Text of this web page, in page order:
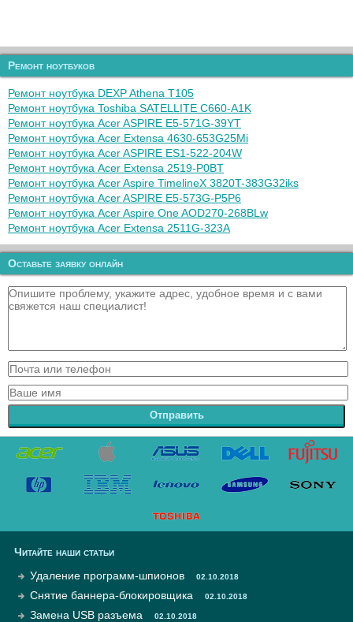
Ремонт ноутбуков
Ремонт ноутбука DEXP Athena T105
Ремонт ноутбука Toshiba SATELLITE C660-A1K
Ремонт ноутбука Acer ASPIRE E5-571G-39YT
Ремонт ноутбука Acer Extensa 4630-653G25Mi
Ремонт ноутбука Acer ASPIRE ES1-522-204W
Ремонт ноутбука Acer Extensa 2519-P0BT
Ремонт ноутбука Acer Aspire TimelineX 3820T-383G32iks
Ремонт ноутбука Acer ASPIRE E5-573G-P5P6
Ремонт ноутбука Acer Aspire One AOD270-268BLw
Ремонт ноутбука Acer Extensa 2511G-323A
Оставьте заявку онлайн
Отправить
Читайте наши статьи
Удаление программ-шпионов
02.10.2018
Снятие баннера-блокировщика 02.10.2018
Замена USB разъема 02.10.2018